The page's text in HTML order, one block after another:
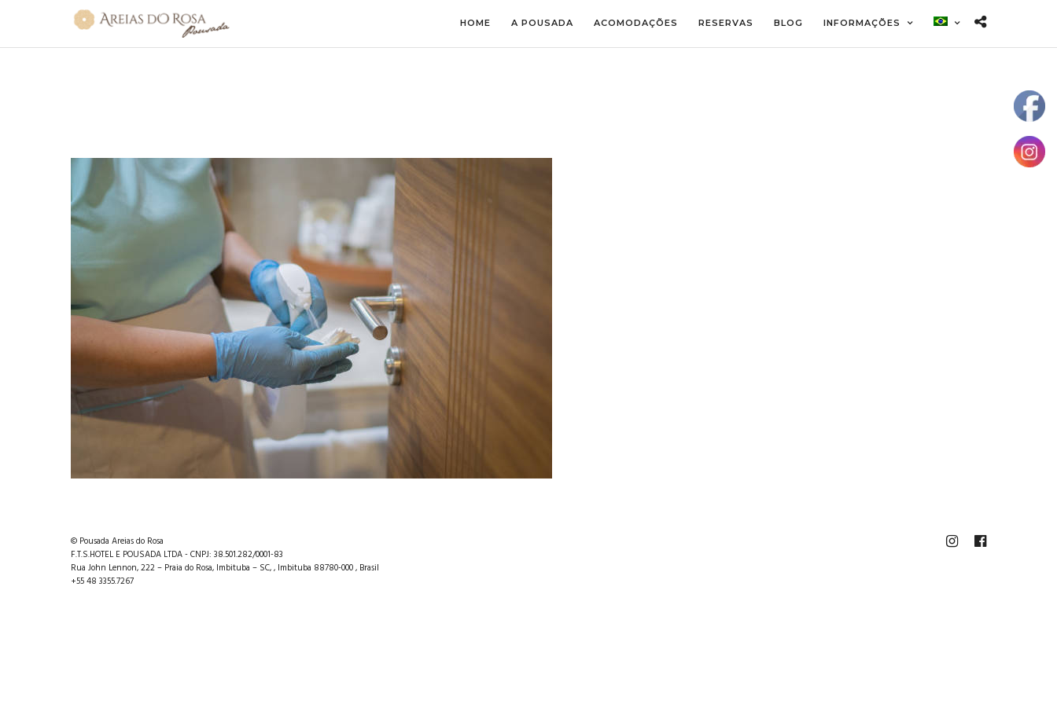
HOME A POUSADA ACOMODAÇÕES RESERVAS BLOG INFORMAÇÕES
© Pousada Areias do Rosa
F.T.S.HOTEL E POUSADA LTDA - CNPJ: 38.501.282/0001-83
Rua John Lennon, 222 – Praia do Rosa, Imbituba – SC, , Imbituba 88780-000 , Brasil
+55 48 3355.7267